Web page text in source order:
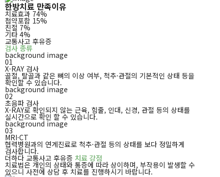
한방치료 만족이유
치료효과 74%
첩약포함 15%
친절 7%
기타 4%
교통사고 후유증
검사 종류
background image
01
X-RAY 검사
골절, 탈골과 같은 뼈의 이상 여부, 척추·관절의 기본적인 상태 등을
확인할 수 있습니다.
background image
02
초음파 검사
X-RAY로 확인되지 않는 근육, 힘줄, 인대, 신경, 관절 등의 상태를
실시간으로 확인 할 수 있습니다.
background image
03
MRI·CT
협력병원과의 연계진료로 척추·관절 등의 상태를 보다 정밀하게
검사합니다.
더하다 교통사고 후유증 치료 강점
치료법은 개인의 상태와 통증에 따라 상이하며, 부작용이 발생할 수
있으니 사전에 상담 후 치료를 진행하시기 바랍니다.